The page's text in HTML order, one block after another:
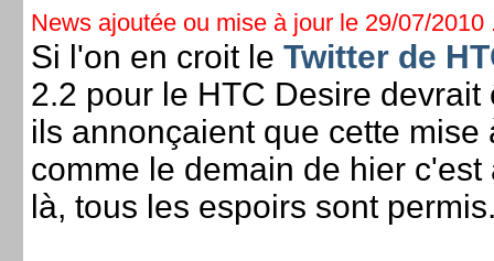
News ajoutée ou mise à jour le 29/07/2010
Si l'on en croit le Twitter de
2.2 pour le HTC Desire
ils annonçaient que cette
comme le demain de hier
là, tous les espoirs sont